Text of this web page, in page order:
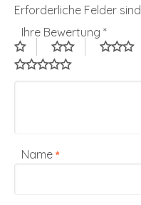
Erforderliche Felder
Ihre Bewertung *
Name *